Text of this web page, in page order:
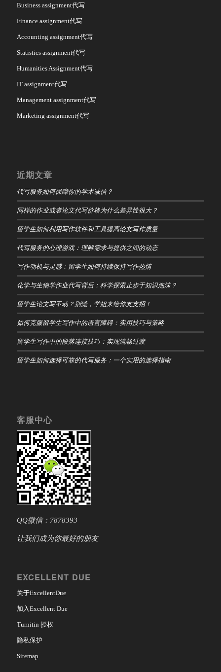
Business assignment代写
Finance assignment代写
Accounting assignment代写
Statistics assignment代写
Humanities Assignment代写
IT assignment代写
Management assignment代写
Marketing assignment代写
近期文章
代写服务如何保障你的学术诚信？
同样的作业或者论文代写价格为什么差异性很大？
留学生如何利用写作软件和工具提高论文写作质量
代写服务的心理游戏：理解需求与提供之间的动态
写作动机与灵感：留学生如何持续保持写作热情
化学与生物学作业代写背后：科学探索止步于知识泡沫？
留学生论文写不动？别慌，学姐来给你支支招！
如何克服留学生写作中的语言障碍：实用技巧与策略
留学生写作中的段落连接技巧：实现流畅过渡
留学生如何选择可靠的代写服务：一个实用的选择指南
客服中心
QQ微信：7878393
让我们成为你最好的朋友
EXCELLENT DUE
关于ExcellentDue
加入Excellent Due
Turnitin 授权
隐私保护
Sitemap